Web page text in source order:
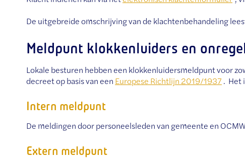
De uitgebreide omschrijving van de klachtenbehandeling
Meldpunt klokkenluiders en
Lokale besturen hebben een klokkenluidersmeldpunt voor
decreet op basis van een Europese Richtlijn 2019/1937 . Het
Intern meldpunt
De meldingen door personeelsleden van gemeente en
Extern meldpunt